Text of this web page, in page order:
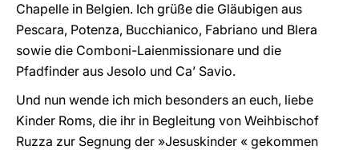
Chapelle in Belgien. Ich grüße die Gläubigen aus
Pescara, Potenza, Bucchianico, Fabriano und Blera
sowie die Comboni-Laienmissionare und die
Pfadfinder aus Jesolo und Ca’ Savio.
Und nun wende ich mich besonders an euch, liebe
Kinder Roms, die ihr in Begleitung von Weihbischof
Ruzza zur Segnung der »Jesuskinder « gekommen